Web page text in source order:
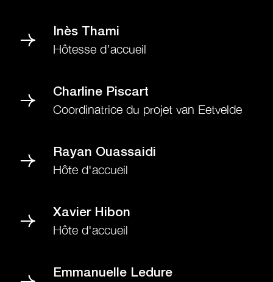
Inès Thami
Hôtesse d’accueil
Charline Piscart
Coordinatrice du projet van Eetvelde
Rayan Ouassaidi
Hôte d'accueil
Xavier Hibon
Hôte d'accueil
Emmanuelle Ledure